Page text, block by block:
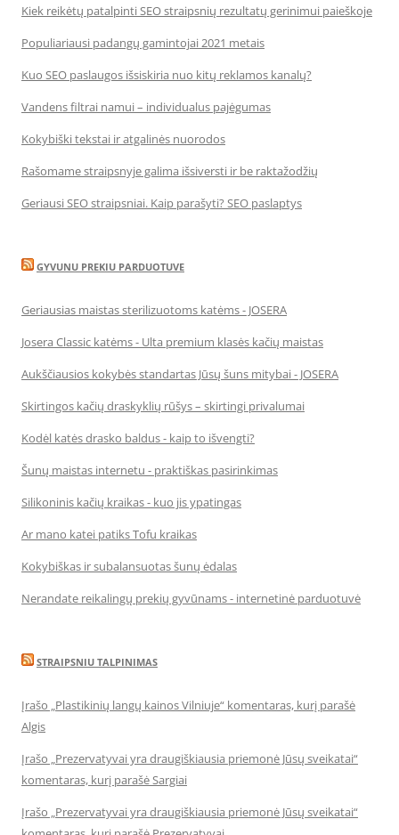
Kiek reikėtų patalpinti SEO straipsnių rezultatų gerinimui paieškoje
Populiariausi padangų gamintojai 2021 metais
Kuo SEO paslaugos išsiskiria nuo kitų reklamos kanalų?
Vandens filtrai namui – individualus pajėgumas
Kokybiški tekstai ir atgalinės nuorodos
Rašomame straipsnyje galima išsiversti ir be raktažodžių
Geriausi SEO straipsniai. Kaip parašyti? SEO paslaptys
GYVUNU PREKIU PARDUOTUVE
Geriausias maistas sterilizuotoms katėms - JOSERA
Josera Classic katėms - Ulta premium klasės kačių maistas
Aukščiausios kokybės standartas Jūsų šuns mitybai - JOSERA
Skirtingos kačių draskyklių rūšys – skirtingi privalumai
Kodėl katės drasko baldus - kaip to išvengti?
Šunų maistas internetu - praktiškas pasirinkimas
Silikoninis kačių kraikas - kuo jis ypatingas
Ar mano katei patiks Tofu kraikas
Kokybiškas ir subalansuotas šunų ėdalas
Nerandate reikalingų prekių gyvūnams - internetinė parduotuvė
STRAIPSNIU TALPINIMAS
Įrašo „Plastikinių langų kainos Vilniuje“ komentaras, kurį parašė
Algis
Įrašo „Prezervatyvai yra draugiškiausia priemonė Jūsų sveikatai“
komentaras, kurį parašė Sargiai
Įrašo „Prezervatyvai yra draugiškiausia priemonė Jūsų sveikatai“